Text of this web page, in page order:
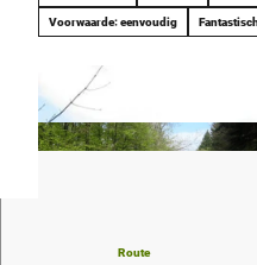
Voorwaarde: eenvoudig
Route